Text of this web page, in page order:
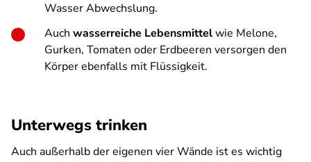
Wasser Abwechslung.
Auch wasserreiche Lebensmittelwie Melone,
Gurken, Tomaten oder Erdbeeren versorgen den
Körper ebenfalls mit Flüssigkeit.
Unterwegs trinken
Auch außerhalb der eigenen vier Wände ist es wichtig